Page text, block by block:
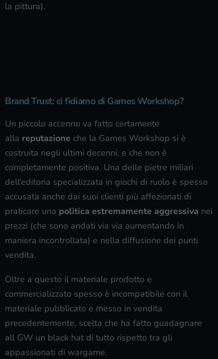
la pittura).
Brand Trust: ci fidiamo di Games Workshop?
Un piccolo accenno va fatto certamente
alla reputazione che la Games Workshop si è
costruita negli ultimi decenni, e che non è
completamente positiva. Una delle pietre miliari
dell’editoria specializzata in giochi di ruolo è spesso
accusata anche dai suoi clienti più affezionati di
praticare una politica estremamente aggressiva nei
prezzi (che sono andati via via aumentando in
maniera incontrollata) e nella diffusione dei punti
vendita.
Oltre a questo il materiale prodotto e
commercializzato spesso è incompatibile con il
materiale pubblicato e messo in vendita
precedentemente, scelta che ha fatto guadagnare
all GW un black hat di tutto rispetto tra gli
appassionati di wargame.